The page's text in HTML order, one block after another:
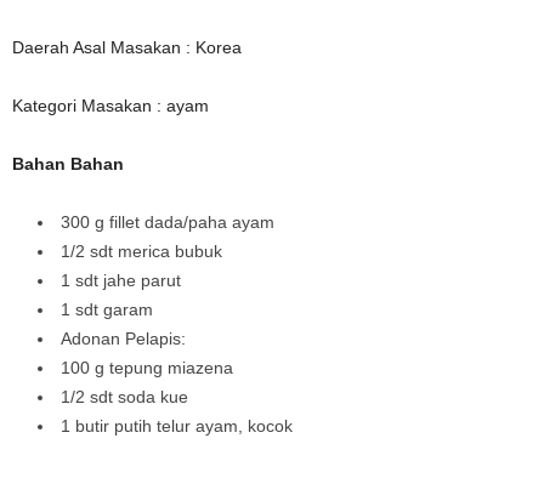
Daerah Asal Masakan : Korea
Kategori Masakan : ayam
Bahan Bahan
300 g fillet dada/paha ayam
1/2 sdt merica bubuk
1 sdt jahe parut
1 sdt garam
Adonan Pelapis:
100 g tepung miazena
1/2 sdt soda kue
1 butir putih telur ayam, kocok